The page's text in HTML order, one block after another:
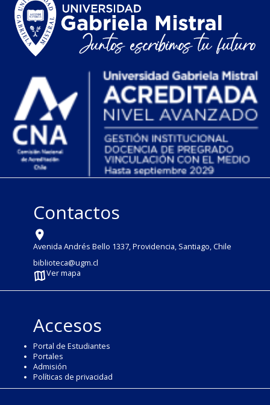
Contactos
Avenida Andrés Bello 1337, Providencia, Santiago, Chile
biblioteca@ugm.cl
Ver mapa
Accesos
Portal de Estudiantes
Portales
Admisión
Políticas de privacidad